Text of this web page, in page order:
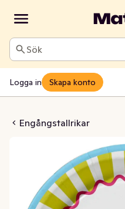
Sök
Logga in Skapa konto
Engångstallrikar
Pop Stripes 22cm